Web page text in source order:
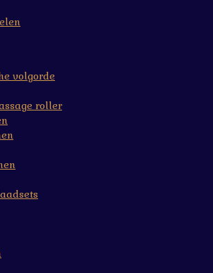
volgorde
roller